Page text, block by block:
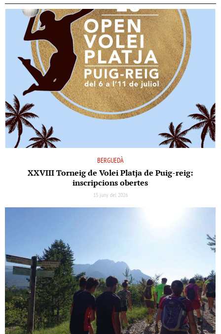
BERGUEDÀ
XXVIII Torneig de Volei Platja de Puig-reig:
inscripcions obertes
15 juny del 2026